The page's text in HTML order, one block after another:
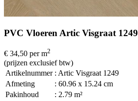
PVC Vloeren Artic Visgraat 1249
€ 34,50 per m2
(prijzen exclusief btw)
Artikelnummer : Artic Visgraat 1249
Afmeting
: 60.96 x 15.24 cm
Pakinhoud
: 2.79 m²